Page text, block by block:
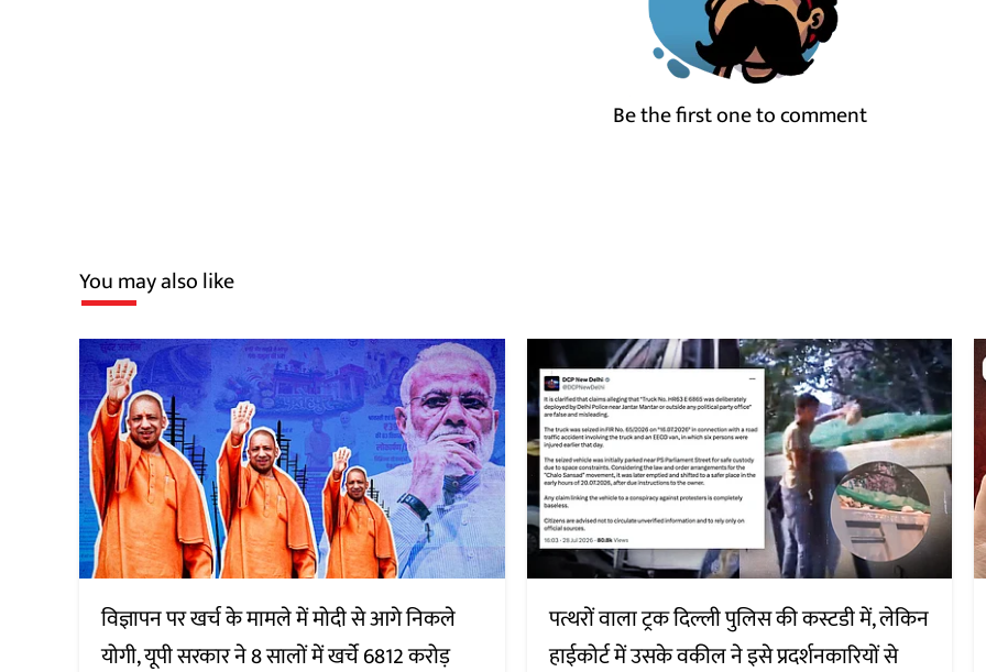
Be the first one to comment
You may also like
विज्ञापन पर खर्च के मामले में मोदी से आगे निकले
योगी, यूपी सरकार ने 8 सालों में खर्चे 6812 करोड़
पत्थरों वाला ट्रक दिल्ली पुलिस की कस्टडी में, लेकिन
हाईकोर्ट में उसके वकील ने इसे प्रदर्शनकारियों से